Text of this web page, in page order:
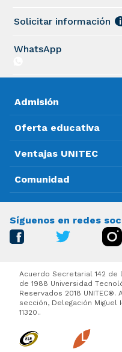
Solicitar información
WhatsApp
Admisión
Oferta educativa
Ventajas UNITEC
Comunidad
Síguenos en redes
Acuerdo Secretarial 142 de
de 1988 Universidad
Reservados 2018 UNITEC®.
sección, Delegación Miguel
11320..